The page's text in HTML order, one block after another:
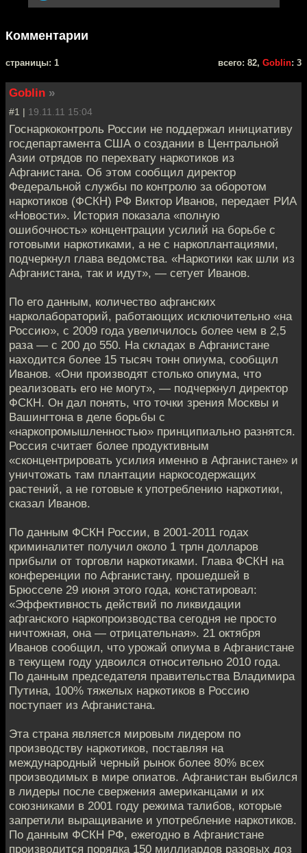
Комментарии
cтраницы: 1 всего: 82, Goblin: 3
Goblin »
#1 | 19.11.11 15:04
Госнаркоконтроль России не поддержал инициативу
госдепартамента США о создании в Центральной
Азии отрядов по перехвату наркотиков из
Афганистана. Об этом сообщил директор
Федеральной службы по контролю за оборотом
наркотиков (ФСКН) РФ Виктор Иванов, передает РИА
«Новости». История показала «полную
ошибочность» концентрации усилий на борьбе с
готовыми наркотиками, а не с наркоплантациями,
подчеркнул глава ведомства. «Наркотики как шли из
Афганистана, так и идут», — сетует Иванов.
По его данным, количество афганских
нарколабораторий, работающих исключительно «на
Россию», с 2009 года увеличилось более чем в 2,5
раза — с 200 до 550. На складах в Афганистане
находится более 15 тысяч тонн опиума, сообщил
Иванов. «Они производят столько опиума, что
реализовать его не могут», — подчеркнул директор
ФСКН. Он дал понять, что точки зрения Москвы и
Вашингтона в деле борьбы с
«наркопромышленностью» принципиально разнятся.
Россия считает более продуктивным
«сконцентрировать усилия именно в Афганистане» и
уничтожать там плантации наркосодержащих
растений, а не готовые к употреблению наркотики,
сказал Иванов.
По данным ФСКН России, в 2001-2011 годах
криминалитет получил около 1 трлн долларов
прибыли от торговли наркотиками. Глава ФСКН на
конференции по Афганистану, прошедшей в
Брюсселе 29 июня этого года, констатировал:
«Эффективность действий по ликвидации
афганского наркопроизводства сегодня не просто
ничтожная, она — отрицательная». 21 октября
Иванов сообщил, что урожай опиума в Афганистане
в текущем году удвоился относительно 2010 года.
По данным председателя правительства Владимира
Путина, 100% тяжелых наркотиков в Россию
поступает из Афганистана.
Эта страна является мировым лидером по
производству наркотиков, поставляя на
международный черный рынок более 80% всех
производимых в мире опиатов. Афганистан выбился
в лидеры после свержения американцами и их
союзниками в 2001 году режима талибов, которые
запретили выращивание и употребление наркотиков.
По данным ФСКН РФ, ежегодно в Афганистане
производится порядка 150 миллиардов разовых доз